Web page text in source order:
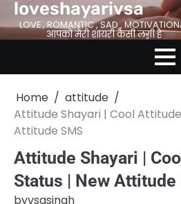
Skip
to
content
loveshayarivsa
LOVE , ROMANTIC , SAD ,
आपको मेरी शायरी कैसी लगी है
Home
attitude
Attitude Shayari | Cool
Attitude SMS
Attitude Shayari |
Status | New Attitude
byvsasingh